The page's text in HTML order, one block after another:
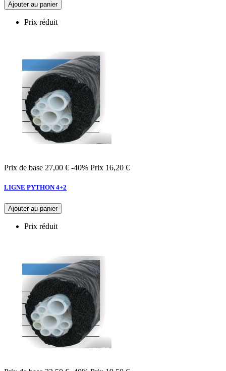
Ajouter au panier
Prix réduit
Prix de base 27,00 € -40% Prix 16,20 €
LIGNE PYTHON 4+2
Ajouter au panier
Prix réduit